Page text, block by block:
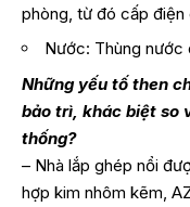
phòng, từ đó cấp
Nước: Thùng nước
Những yếu tố then
bảo trì, khác biệt so
thống?
– Nhà lắp ghép nổi
hợp kim nhôm kẽm,